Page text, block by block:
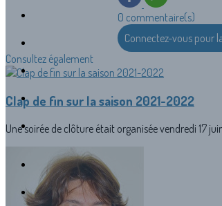
0 commentaire(s)
Connectez-vous pour
Consultez également
Clap de fin sur la saison 2021-2022
Une soirée de clôture était organisée vendredi 17